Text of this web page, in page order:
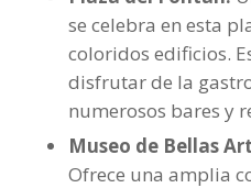
se celebra en esta
coloridos edificios.
disfrutar de la
numerosos bares y
Museo de Bellas
Ofrece una amplia